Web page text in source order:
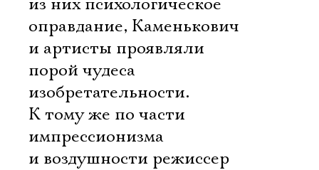
из них психологическое
оправдание, Каменькович
и артисты проявляли
порой чудеса
изобретательности.
К тому же по части
импрессионизма
и воздушности режиссер